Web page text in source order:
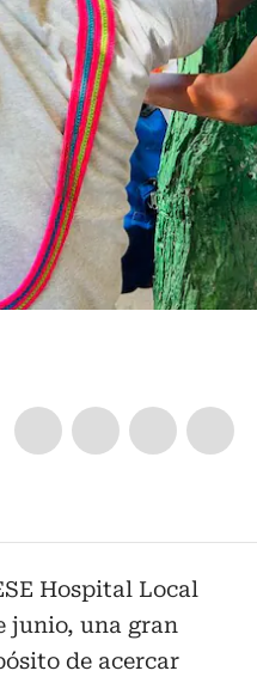
Hospital Local
junio, una gran
de acercar